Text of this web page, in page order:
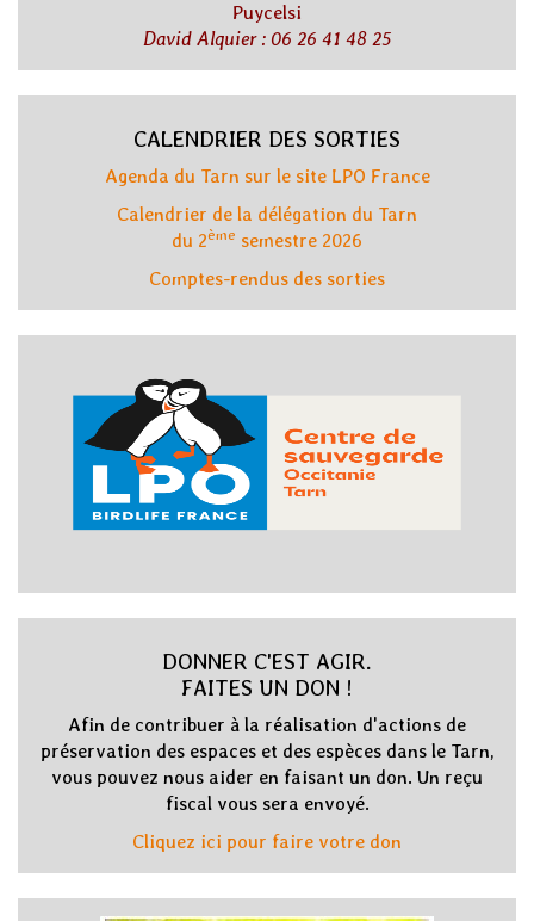
Puycelsi
David Alquier : 06 26 41 48 25
CALENDRIER DES SORTIES
Agenda du Tarn sur le site LPO France
Calendrier de la délégation du Tarn
du 2ème semestre 2026
Comptes-rendus des sorties
DONNER C'EST AGIR.
FAITES UN DON !
Afin de contribuer à la réalisation d'actions de
préservation des espaces et des espèces dans le Tarn,
vous pouvez nous aider en faisant un don. Un reçu
fiscal vous sera envoyé.
Cliquez ici pour faire votre don